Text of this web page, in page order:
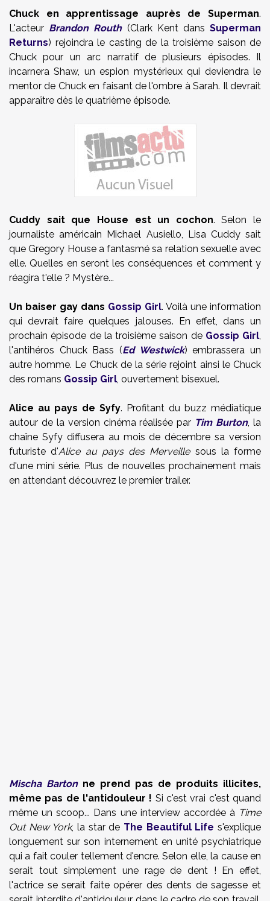
Chuck en apprentissage auprès de Superman.
L'acteur Brandon Routh(Clark Kent dansSuperman
Returns) rejoindra le casting de la troisième saison de
Chuck pour un arc narratif de plusieurs épisodes. Il
incarnera Shaw, un espion mystérieux qui deviendra le
mentor de Chuck en faisant de l'ombre à Sarah. Il devrait
apparaître dès le quatrième épisode.
Cuddy sait que House est un cochon. Selon le
journaliste américain Michael Ausiello, Lisa Cuddy sait
que Gregory House a fantasmé sa relation sexuelle avec
elle. Quelles en seront les conséquences et comment y
réagira t'elle ? Mystère...
Un baiser gay dans Gossip Girl. Voilà une information
qui devrait faire quelques jalouses. En effet, dans un
prochain épisode de la troisième saison de Gossip Girl,
l'antihéros Chuck Bass (Ed Westwick) embrassera un
autre homme. Le Chuck de la série rejoint ainsi le Chuck
des romans Gossip Girl, ouvertement bisexuel.
Alice au pays de Syfy. Profitant du buzz médiatique
autour de la version cinéma réalisée par Tim Burton, la
chaîne Syfy diffusera au mois de décembre sa version
futuriste d'Alice au pays des Merveille sous la forme
d'une mini série. Plus de nouvelles prochainement mais
en attendant découvrez le premier trailer.
Mischa Bartonne prend pas de produits illicites,
même pas de l'antidouleur ! Si c'est vrai c'est quand
même un scoop... Dans une interview accordée à Time
Out New York, la star de The Beautiful Life s'explique
longuement sur son internement en unité psychiatrique
qui a fait couler tellement d'encre. Selon elle, la cause en
serait tout simplement une rage de dent ! En effet,
l'actrice se serait faite opérer des dents de sagesse et